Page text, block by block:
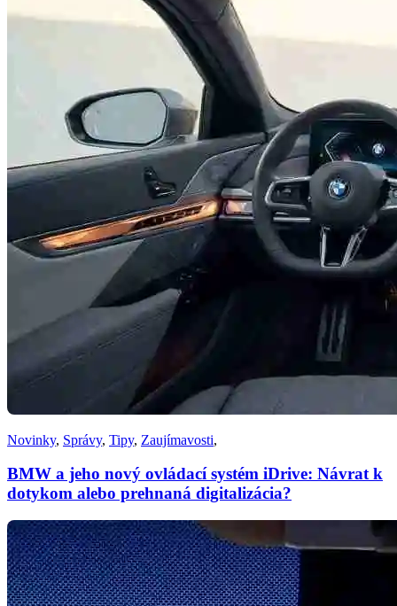
Novinky, Správy, Tipy, Zaujímavosti,
BMW a jeho nový ovládací systém iDrive: Návrat k
dotykom alebo prehnaná digitalizácia?